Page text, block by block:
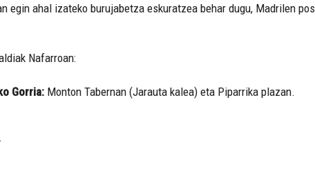
egin ahal izateko burujabetza eskuratzea behar dugu, Madrilen
Nafarroan:
Gorria: Monton Tabernan (Jarauta kalea) eta Piparrika plazan.